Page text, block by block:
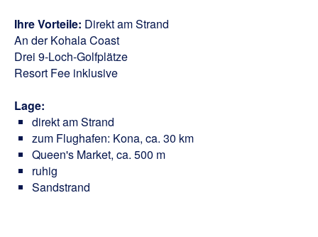
Ihre Vorteile: Direkt am Strand
An der Kohala Coast
Drei 9-Loch-Golfplätze
Resort Fee inklusive
Lage:
direkt am Strand
zum Flughafen: Kona, ca. 30 km
Queen's Market, ca. 500 m
ruhig
Sandstrand